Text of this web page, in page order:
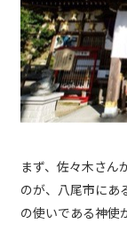
まず、佐々木さん
のが、八尾市にあ
の使いである神使